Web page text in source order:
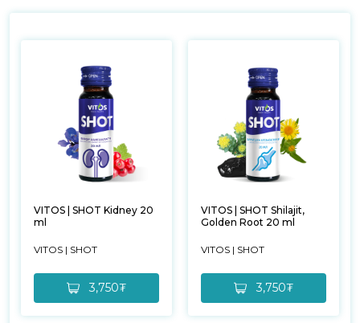
VITOS | SHOT Kidney 20
ml
VITOS | SHOT
3,750₮
VITOS | SHOT Shilajit,
Golden Root 20 ml
VITOS | SHOT
3,750₮